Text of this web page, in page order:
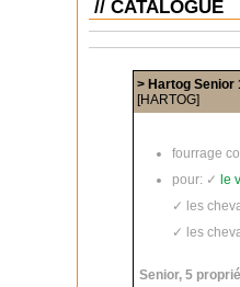
// CATALOGUE
> Hartog Senior
[HARTOG]
fourrage
pour: ✓ le
✓ les
✓ les
Senior, 5